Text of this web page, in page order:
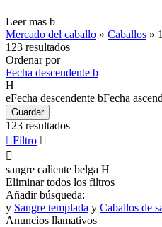
Leer mas b
Mercado del caballo » Caballos »
123 resultados
Ordenar por
Fecha descendente b
H
eFecha descendente bFecha
Guardar
123 resultados
Filtro 

sangre caliente belga H
Eliminar todos los filtros
Añadir búsqueda:
y Sangre templada y Caballos de
Anuncios llamativos